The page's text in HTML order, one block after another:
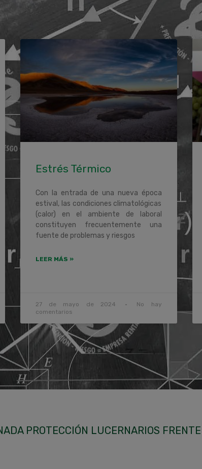
Estrés Térmico
Con la entrada de una nueva época
estival, las condiciones climatológicas
(calor) en el ambiente de laboral
constituyen frecuentemente una
fuente de problemas y riesgos
LEER MÁS »
27 de mayo de 2024
No hay
comentarios